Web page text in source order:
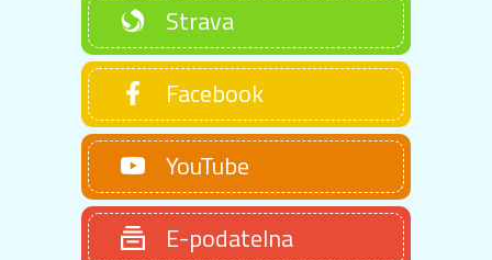
Strava
Facebook
YouTube
E-podatelna